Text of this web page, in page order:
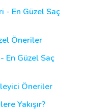
- En Güzel Saç
Öneriler
En Güzel Saç
Öneriler
Yakışır?